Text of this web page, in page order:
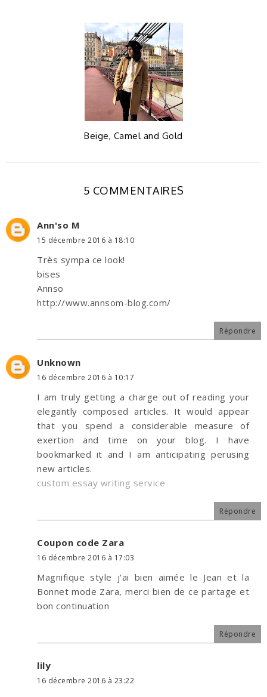
Beige, Camel and Gold
5 COMMENTAIRES
Ann'so M
15 décembre 2016 à 18:10
Très sympa ce look!
bises
Annso
http://www.annsom-blog.com/
Répondre
Unknown
16 décembre 2016 à 10:17
I am truly getting a charge out of reading your
elegantly composed articles. It would appear
that you spend a considerable measure of
exertion and time on your blog. I have
bookmarked it and I am anticipating perusing
new articles.
custom essay writing service
Répondre
Coupon code Zara
16 décembre 2016 à 17:03
Magnifique style j'ai bien aimée le Jean et la
Bonnet mode Zara, merci bien de ce partage et
bon continuation
Répondre
lily
16 décembre 2016 à 23:22